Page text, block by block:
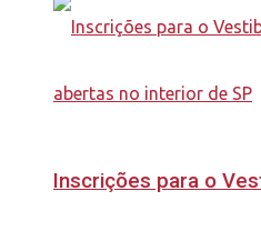
Inscrições para o